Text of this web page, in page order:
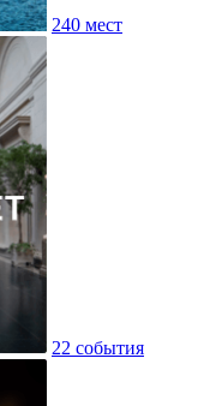
240 мест
22 события